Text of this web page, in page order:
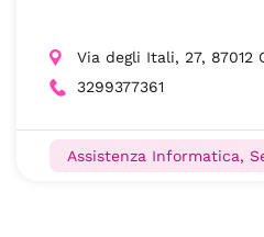
Via degli Itali, 27, 87012
3299377361
Assistenza Informatica,